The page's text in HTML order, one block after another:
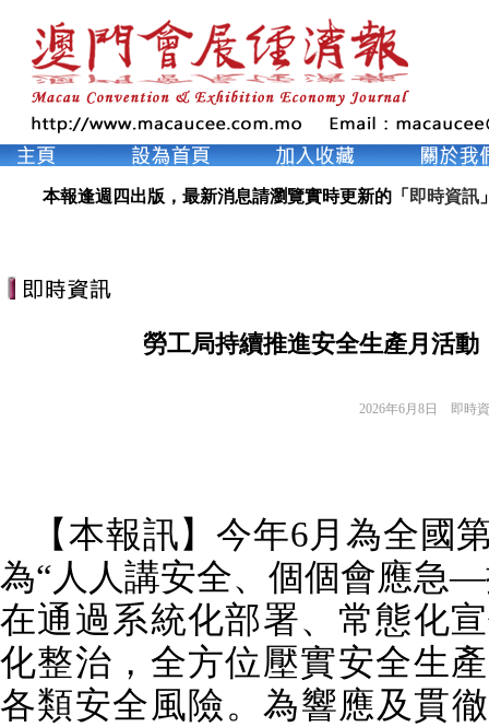
本報逢週四出版，最新消息請瀏覽實時更新的「 即時資訊
勞工局持續推進安全生產月活
2026年6月8日 即時
【本報訊】今年6月為全國
為“人人講安全、個個會應急
在通過系統化部署、常態化
化整治，全方位壓實安全生
各類安全風險。為響應及貫